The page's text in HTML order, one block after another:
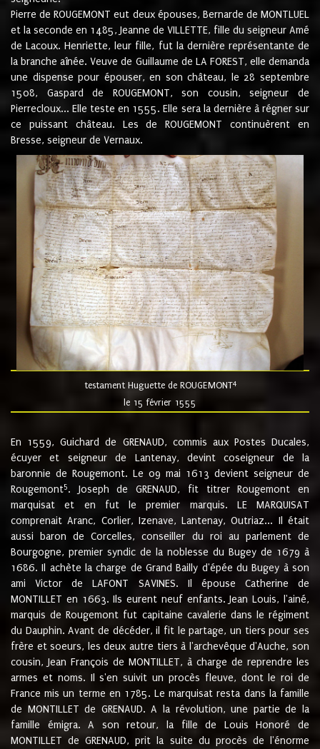
Pierre de ROUGEMONT eut deux épouses, Bernarde de MONTLUEL
et la seconde en 1485, Jeanne de VILLETTE, fille du seigneur Amé
de Lacoux. Henriette, leur fille, fut la dernière représentante de
la branche aînée. Veuve de Guillaume de LA FOREST, elle demanda
une dispense pour épouser, en son château, le 28 septembre
1508, Gaspard de ROUGEMONT, son cousin, seigneur de
Pierrecloux... Elle teste en 1555. Elle sera la dernière à régner sur
ce puissant château. Les de ROUGEMONT continuèrent en
Bresse, seigneur de Vernaux.
testament Huguette de ROUGEMONT4
le 15 février 1555
En 1559, Guichard de GRENAUD, commis aux Postes Ducales,
écuyer et seigneur de Lantenay, devint coseigneur de la
baronnie de Rougemont. Le 09 mai 1613 devient seigneur de
Rougemont5. Joseph de GRENAUD, fit titrer Rougemont en
marquisat et en fut le premier marquis. LE MARQUISAT
comprenait Aranc, Corlier, Izenave, Lantenay, Outriaz... Il était
aussi baron de Corcelles, conseiller du roi au parlement de
Bourgogne, premier syndic de la noblesse du Bugey de 1679 à
1686. Il achète la charge de Grand Bailly d'épée du Bugey à son
ami Victor de LAFONT SAVINES. Il épouse Catherine de
MONTILLET en 1663. Ils eurent neuf enfants. Jean Louis, l'ainé,
marquis de Rougemont fut capitaine cavalerie dans le régiment
du Dauphin. Avant de décéder, il fit le partage, un tiers pour ses
frère et soeurs, les deux autre tiers à l'archevêque d'Auche, son
cousin, Jean François de MONTILLET, à charge de reprendre les
armes et noms. Il s'en suivit un procès fleuve, dont le roi de
France mis un terme en 1785. Le marquisat resta dans la famille
de MONTILLET de GRENAUD. A la révolution, une partie de la
famille émigra. A son retour, la fille de Louis Honoré de
MONTILLET de GRENAUD, prit la suite du procès de l'énorme